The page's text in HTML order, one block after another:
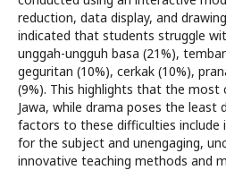
reduction, data display, and
indicated that students struggle
unggah-ungguh basa (21%),
geguritan (10%), cerkak (10%),
(9%). This highlights that the most
Jawa, while drama poses the least
factors to these difficulties include
for the subject and unengaging,
innovative teaching methods and